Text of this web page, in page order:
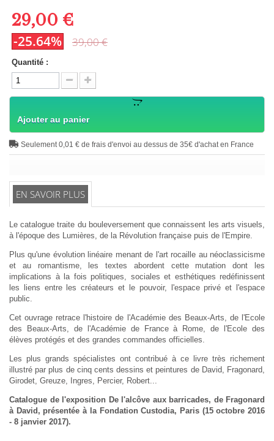
29,00 €
-25.64% 39,00 €
Quantité :
Ajouter au panier
Seulement 0,01 € de frais d'envoi au dessus de 35€ d'achat en France
EN SAVOIR PLUS
Le catalogue traite du bouleversement que connaissent les arts visuels,
à l'époque des Lumières, de la Révolution française puis de l'Empire.
Plus qu'une évolution linéaire menant de l'art rocaille au néoclassicisme
et au romantisme, les textes abordent cette mutation dont les
implications à la fois politiques, sociales et esthétiques redéfinissent
les liens entre les créateurs et le pouvoir, l'espace privé et l'espace
public.
Cet ouvrage retrace l'histoire de l'Académie des Beaux-Arts, de l'Ecole
des Beaux-Arts, de l'Académie de France à Rome, de l'Ecole des
élèves protégés et des grandes commandes officielles.
Les plus grands spécialistes ont contribué à ce livre très richement
illustré par plus de cinq cents dessins et peintures de David, Fragonard,
Girodet, Greuze, Ingres, Percier, Robert...
Catalogue de l'exposition De l'alcôve aux barricades, de Fragonard
à David, présentée à la Fondation Custodia, Paris (15 octobre 2016
- 8 janvier 2017).